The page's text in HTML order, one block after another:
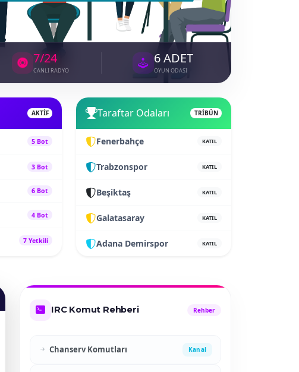
7/24
CANLI RADYO
6 ADET
OYUN ODASI
AKTİF
5 Bot
3 Bot
6 Bot
4 Bot
7 Yetkili
Taraftar Odaları TRİBÜN
Fenerbahçe KATIL
Trabzonspor KATIL
Beşiktaş KATIL
Galatasaray KATIL
Adana Demirspor KATIL
IRC Komut Rehberi Rehber
Chanserv Komutları Kanal